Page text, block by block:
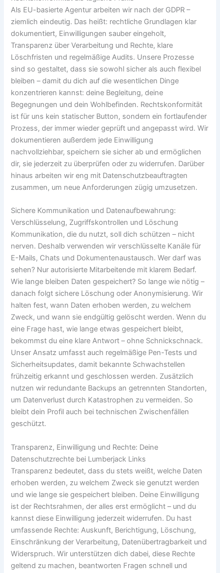
Als EU-basierte Agentur arbeiten wir nach der GDPR –
ziemlich eindeutig. Das heißt: rechtliche Grundlagen klar
dokumentiert, Einwilligungen sauber eingeholt,
Transparenz über Verarbeitung und Rechte, klare
Löschfristen und regelmäßige Audits. Unsere Prozesse
sind so gestaltet, dass sie sowohl sicher als auch flexibel
bleiben – damit du dich auf die wesentlichen Dinge
konzentrieren kannst: deine Begleitung, deine
Begegnungen und dein Wohlbefinden. Rechtskonformität
ist für uns kein statischer Button, sondern ein fortlaufender
Prozess, der immer wieder geprüft und angepasst wird. Wir
dokumentieren außerdem jede Einwilligung
nachvollziehbar, speichern sie sicher ab und ermöglichen
dir, sie jederzeit zu überprüfen oder zu widerrufen. Darüber
hinaus arbeiten wir eng mit Datenschutzbeauftragten
zusammen, um neue Anforderungen zügig umzusetzen.
Sichere Kommunikation und Datenaufbewahrung:
Verschlüsselung, Zugriffskontrollen und Löschung
Kommunikation, die du nutzt, soll dich schützen – nicht
nerven. Deshalb verwenden wir verschlüsselte Kanäle für
E-Mails, Chats und Dokumentenaustausch. Wer darf was
sehen? Nur autorisierte Mitarbeitende mit klarem Bedarf.
Wie lange bleiben Daten gespeichert? So lange wie nötig –
danach folgt sichere Löschung oder Anonymisierung. Wir
halten fest, wann Daten erhoben werden, zu welchem
Zweck, und wann sie endgültig gelöscht werden. Wenn du
eine Frage hast, wie lange etwas gespeichert bleibt,
bekommst du eine klare Antwort – ohne Schnickschnack.
Unser Ansatz umfasst auch regelmäßige Pen-Tests und
Sicherheitsupdates, damit bekannte Schwachstellen
frühzeitig erkannt und geschlossen werden. Zusätzlich
nutzen wir redundante Backups an getrennten Standorten,
um Datenverlust durch Katastrophen zu vermeiden. So
bleibt dein Profil auch bei technischen Zwischenfällen
geschützt.
Transparenz, Einwilligung und Rechte: Deine
Datenschutzrechte bei Lumberjack Links
Transparenz bedeutet, dass du stets weißt, welche Daten
erhoben werden, zu welchem Zweck sie genutzt werden
und wie lange sie gespeichert bleiben. Deine Einwilligung
ist der Rechtsrahmen, der alles erst ermöglicht – und du
kannst diese Einwilligung jederzeit widerrufen. Du hast
umfassende Rechte: Auskunft, Berichtigung, Löschung,
Einschränkung der Verarbeitung, Datenübertragbarkeit und
Widerspruch. Wir unterstützen dich dabei, diese Rechte
geltend zu machen, beantworten Fragen schnell und